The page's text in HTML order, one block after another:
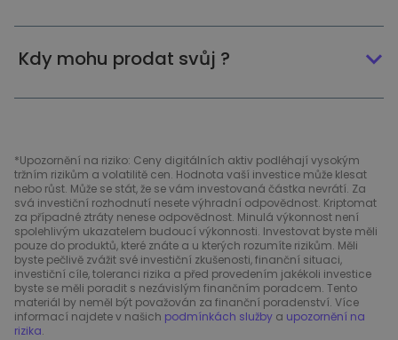
Kdy mohu prodat svůj ?
*Upozornění na riziko: Ceny digitálních aktiv podléhají vysokým
tržním rizikům a volatilitě cen. Hodnota vaší investice může klesat
nebo růst. Může se stát, že se vám investovaná částka nevrátí. Za
svá investiční rozhodnutí nesete výhradní odpovědnost. Kriptomat
za případné ztráty nenese odpovědnost. Minulá výkonnost není
spolehlivým ukazatelem budoucí výkonnosti. Investovat byste měli
pouze do produktů, které znáte a u kterých rozumíte rizikům. Měli
byste pečlivě zvážit své investiční zkušenosti, finanční situaci,
investiční cíle, toleranci rizika a před provedením jakékoli investice
byste se měli poradit s nezávislým finančním poradcem. Tento
materiál by neměl být považován za finanční poradenství. Více
informací najdete v našich podmínkách služby a upozornění na
rizika.